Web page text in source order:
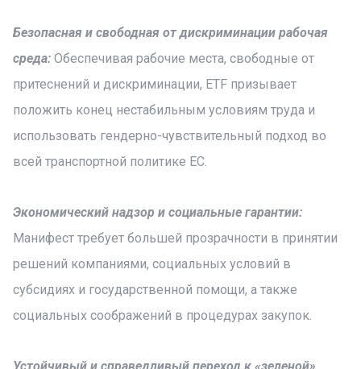
Безопасная и свободная от дискриминации рабочая
среда: Обеспечивая рабочие места, свободные от
притеснений и дискриминации, ETF призывает
положить конец нестабильным условиям труда и
использовать гендерно-чувствительный подход во
всей транспортной политике ЕС.
Экономический надзор и социальные гарантии:
Манифест требует большей прозрачности в принятии
решений компаниями, социальных условий в
субсидиях и государственной помощи, а также
социальных соображений в процедурах закупок.